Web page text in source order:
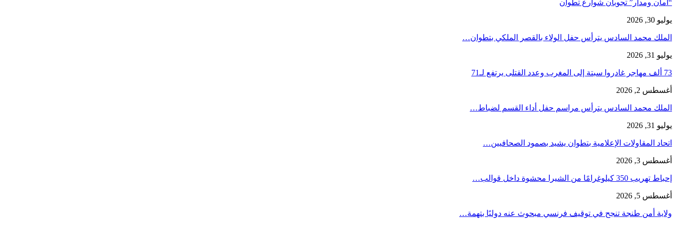
“أمان ومدار” تجوبان شوارع تطوان
يوليو 30, 2026
الملك محمد السادس يترأس حفل الولاء بالقصر الملكي بتطوان…
يوليو 31, 2026
73 ألف مهاجر غادروا سبتة إلى المغرب وعدد القتلى يرتفع لـ71
أغسطس 2, 2026
الملك محمد السادس يترأس مراسم حفل أداء القسم لضباط…
يوليو 31, 2026
اتحاد المقاولات الإعلامية بتطوان يشيد بصمود الصحافيين…
أغسطس 3, 2026
إحباط تهريب 350 كيلوغرامًا من الشيرا محشوة داخل قوالب…
أغسطس 5, 2026
ولاية أمن طنجة تنجح في توقيف فرنسي مبحوث عنه دوليًا بتهمة…